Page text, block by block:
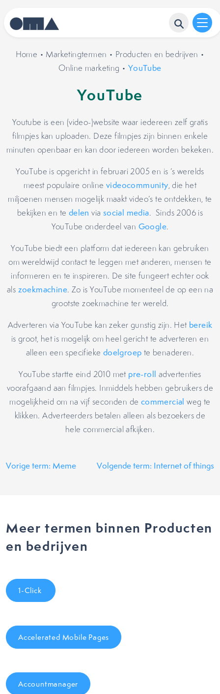
Home • Marketingtermen • Producten en bedrijven •
Online marketing • YouTube
YouTube
Youtube is een (video-)website waar iedereen zelf gratis
filmpjes kan uploaden. Deze filmpjes zijn binnen enkele
minuten openbaar en kan door iedereen worden bekeken.
YouTube is opgericht in februari 2005 en is ’s werelds
meest populaire online videocommunity, die het
miljoenen mensen mogelijk maakt video’s te ontdekken, te
bekijken en te delen via social media. Sinds 2006 is
YouTube onderdeel van Google.
YouTube biedt een platform dat iedereen kan gebruiken
om wereldwijd contact te leggen met anderen, mensen te
informeren en te inspireren. De site fungeert echter ook
als zoekmachine. Zo is YouTube momenteel de op een na
grootste zoekmachine ter wereld.
Adverteren via YouTube kan zeker gunstig zijn. Het bereik
is groot, het is mogelijk om heel gericht te adverteren en
alleen een specifieke doelgroep te benaderen.
YouTube startte eind 2010 met pre-roll advertenties
voorafgaand aan filmpjes. Inmiddels hebben gebruikers de
mogelijkheid om na vijf seconden de commercial weg te
klikken. Adverteerders betalen alleen als bezoekers de
hele commercial afkijken.
Vorige term: Meme Volgende term: Internet of things
Meer termen binnen Producten
en bedrijven
1-Click
Accelerated Mobile Pages
Accountmanager